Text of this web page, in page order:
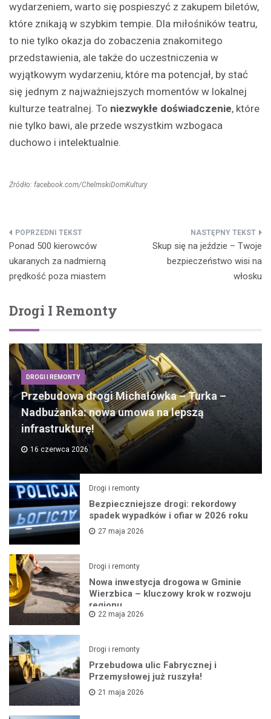
wydarzeniem, warto się pospieszyć z zakupem biletów,
które znikają w szybkim tempie. Dla miłośników teatru,
to nie tylko okazja do zobaczenia znakomitego
przedstawienia, ale także do uczestniczenia w
wyjątkowym wydarzeniu, które ma potencjał, by stać
się jednym z najważniejszych momentów w lokalnej
kulturze teatralnej. To niezwykłe doświadczenie, które
nie tylko bawi, ale przede wszystkim wzbogaca
duchowo i intelektualnie.
Źródło: facebook.com/ChelmskiDomKultury
Nawigacja
wpisu
Ponad 500 kierowców
ukaranych za nadmierną
prędkość poza miastem
Skup się na jeździe – Twoje
bezpieczeństwo wisi na
włosku
Drogi I Remonty
DROGI I REMONTY
Przebudowa drogi Michałówka – Turka –
Nadbużanka: nowa umowa na lepszą
infrastrukturę!
16 czerwca 2026
Drogi i remonty
Bezpieczniejsze drogi: rekordowy
spadek wypadków i ofiar w 2026 roku
27 maja 2026
Drogi i remonty
Nowa inwestycja drogowa w Gminie
Wierzbica – kluczowy krok w rozwoju
regionu
22 maja 2026
Drogi i remonty
Przebudowa ulic Fabrycznej i
Przemysłowej już ruszyła!
21 maja 2026